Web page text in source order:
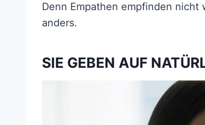
Denn Empathen empfinden nicht
anders.
SIE GEBEN AUF